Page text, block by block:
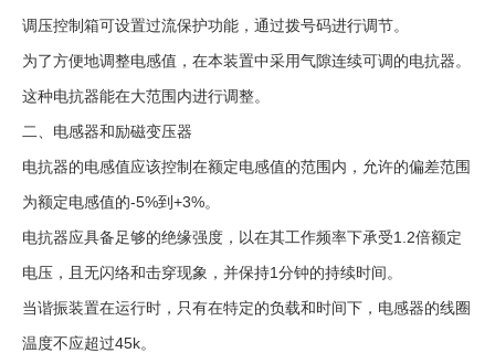
调压控制箱可设置过流保护功能，通过拨号码进行调节。
为了方便地调整电感值，在本装置中采用气隙连续可调的电抗器。
这种电抗器能在大范围内进行调整。
二、电感器和励磁变压器
电抗器的电感值应该控制在额定电感值的范围内，允许的偏差范围
为额定电感值的-5%到+3%。
电抗器应具备足够的绝缘强度，以在其工作频率下承受1.2倍额定
电压，且无闪络和击穿现象，并保持1分钟的持续时间。
当谐振装置在运行时，只有在特定的负载和时间下，电感器的线圈
温度不应超过45k。